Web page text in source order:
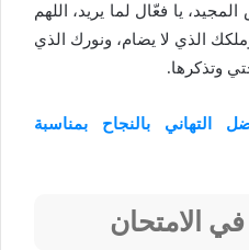
يا فعّال لما يريد، اللهم
الذي لا يضام، ونورك الذي
وتذكرها.
التهاني بالنجاح بمناسبة
الامتحان